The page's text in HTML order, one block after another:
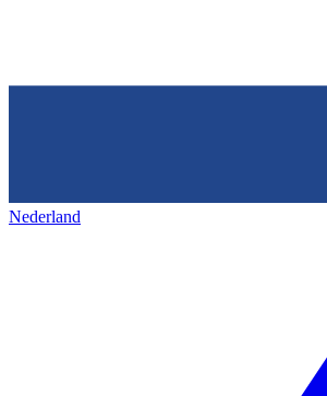
Nederland